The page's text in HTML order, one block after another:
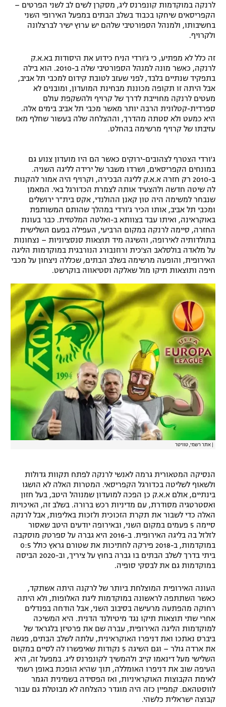
תקנון פעילות ספורט 1
רשיון להקרנה פומבית לבית עסק
הצטרפות לחבילת הערוצים
לוח דרושים – ג'ובנט
תגיות
לרנקה במוקדמות קונפרנס ליג, מסקרן לשים לב לשני הפרטים –
הקפריסאים שיחקו בכבוד בשלב הבתים במפעל האירופי השני
בחשיבותו, ולמנהל הספורטיבי שלהם יש ערוץ ישיר לברצלונה
ולקרויף.
זה כלל לא מפתיע, כי ג'ורדי הניח כידוע את היסודות בא.א.ק
לרנקה, כאשר מונה למנהל הספורטיבי שלה ב-2010. הוא בילה
בתפקיד שנתיים בלבד, לפני שעזב לטובת קידום למכבי תל אביב,
אבל היתה זו תקופה מכוננת מבחינת המועדון, ומובנים לא
מעטים לרנקה מחוייבת לדרך של קרויף ולהשקפת עולם
ספרדית-קטלונית הרבה יותר מאשר מכבי תל אביב בימים אלה.
היא כמעט ולא סטתה מהדרך, וההצלחה שלה בעשור שחלף מאז
עזיבתו של קרויף מרשימה בהחלט.
ג'ורדי הצטרף לצהובים-ירוקים כאשר הם היו מועדון צנוע גם
במונחים הקפריסאים, ושרדו משבר של ירידה לליגה השניה.
ב-2010 רק חזרה א.א.ק לליגה הבכירה, וקרויף היה אמור להקנות
לה שיטה חדשה ולהצעיד אותה לצמרת הכדורגל באי. המאמן
שנבחר למשימה היה טון קאנן ההולנדי, אקס בית"ר ירושלים
ומכבי תל אביב, אותו הכיר ג'ורדי במהלך שהותם המשותפת
באוקראינה, ואיתו עבד בצוותא ב-ואלטה המלטזית. כבר בעונת
החזרה, סיימה לרנקה במקום הרביעי, העפילה בפעם השלישית
בתולדותיה לאירופה, והשיגה מיד תוצאות סנסציוניות – נצחונות
על מלאדה בולסלאב הצ'כית ורוזנבורג הנורבגית במוקדמות הליגה
האירופית, והופעה מרשימה בשלב הבתים, שכללה ניצחון על מכבי
חיפה ותוצאות תיקו מול שאלקה וסטיאווה בוקרשט.
אתר רשמי, טוויטר
הנסיקה המטאורית גרמה לאנשי לרנקה לפתח תקוות גדולות
ולשאוף לשליטה בכדורגל הקפריסאי. המטרות האלה לא הושגו
בינתיים, אולם א.א.ק כן הפכה למועדון שמנוהל היטב, בעל חזון
ואסטרטגיה מסודרת, עם מדיניות רכש ברורה. בשלב זה, האיכויות
האלה כדי לשבור את תקרת הזכוכית ולזכות באליפות, אבל לרנקה
סיימה 5 פעמים במקום השני, ובאירופה יודעים היטב שאסור
לזלזל בה בליגה האירופית. ב-2016 היא גברה על ספרטק מוסקבה
במוקדמות, ב-2018 פירקה לחתיכות את שטורם גראץ כולל 0:5
ביתי בדרך לשלב הבתים בו גברה בחוץ על ציריך, וב-2020 הביסה
במוקדמות גם את לבסקי סופיה.
העונה האירופית המוצלחת ביותר של לרקנה היתה אשתקד,
כאשר השתתפה לראשונה במוקדמות ליגת האלופות, ולא היתה
רחוקה מהפתעה מרעישה בסיבוב השני, אבל הודחה בפנדלים
אחרי שתי תוצאות תיקו נגד מיטיולנד הדנית. היא המשיכה
למוקדמות הליגה האירופית, עברה שם את פרטיזן בלגראד של
ביברס נאתכו ואת דניפרו האוקראינית, עלתה לשלב הבתים, פגשה
את ארדה גולר – וגם השיגה 5 נקודות שאיפשרו לה לסיים במקום
השלישי מעל דינאמו קייב ולהמשיך לקונפרנס ליג. במפעל זה, היא
העיפה שוב את דניפרו האומללה, תוך שהיא הופכת באופן רשמי
לאימת הקבוצות האוקראיניות, ואז הפסידה בשמינית הגמר
לווסטהאם. קמפיין כזה היה מוגדר כהצלחה לא מבוטלת גם עבור
קבוצה ישראלית כלשהי.